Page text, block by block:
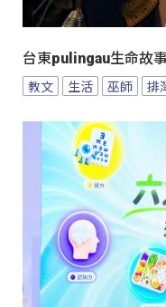
台東pulingau生命故
教文 生活 巫師 排